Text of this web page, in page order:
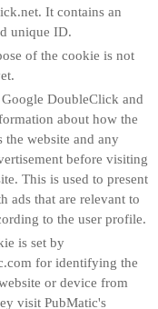
It contains an
unique ID.
of the cookie is not
DoubleClick and
about how the
the website and any
before visiting
This is used to present
ads that are relevant to
to the user profile.
is set by
for identifying the
or device from
visit PubMatic's